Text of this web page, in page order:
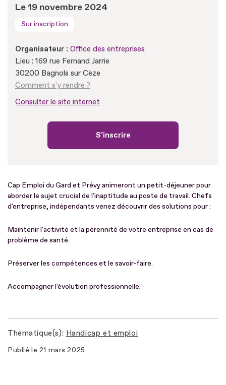
Le 19 novembre 2024
Sur inscription
Organisateur : Office des entreprises
Lieu : 169 rue Fernand Jarrie
30200 Bagnols sur Cèze
Comment s'y rendre ?
Consulter le site internet
S'inscrire
Cap Emploi du Gard et Prévy animeront un petit-déjeuner pour
aborder le sujet crucial de l'inaptitude au poste de travail. Chefs
d'entreprise, indépendants venez découvrir des solutions pour :
Maintenir l'activité et la pérennité de votre entreprise en cas de
problème de santé.
Préserver les compétences et le savoir-faire.
Accompagner l'évolution professionnelle.
Thématique(s) Handicap et emploi
Publié le 21 mars 2025